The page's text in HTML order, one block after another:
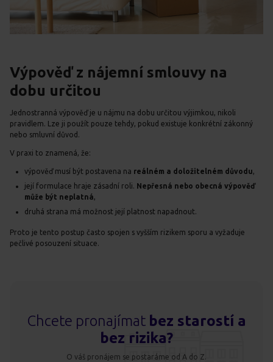
Výpověď z nájemní smlouvy na
dobu určitou
Jednostranná výpověď je u nájmu na dobu určitou výjimkou, nikoli
pravidlem. Lze ji použít pouze tehdy, pokud existuje konkrétní zákonný
nebo smluvní důvod.
V praxi to znamená, že:
výpověď musí být postavena na reálném a doložitelném důvodu,
její formulace hraje zásadní roli. Nepřesná nebo obecná výpověď
může být neplatná,
druhá strana má možnost její platnost napadnout.
Proto je tento postup často spojen s vyšším rizikem sporu a vyžaduje
pečlivé posouzení situace.
Chcete pronajímat bez starostí a
bez rizika?
O váš pronájem se postaráme od A do Z.